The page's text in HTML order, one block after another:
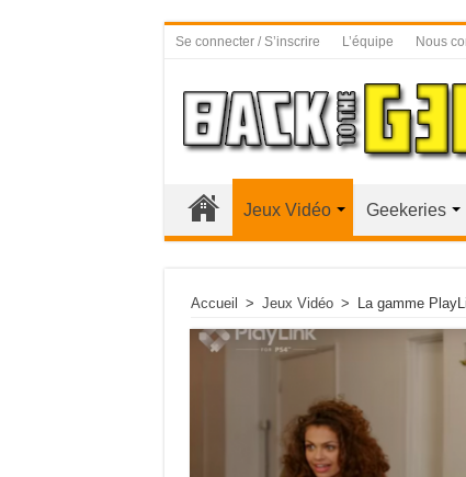
Se connecter / S’inscrire L’équipe Nous
Jeux Vidéo Geekeries
Accueil > Jeux Vidéo > La gamme